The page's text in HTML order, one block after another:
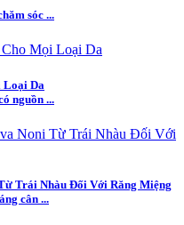
sóc ...
Loại Da
nguồn ...
Trái Nhàu Đối Với Răng Miệng
cân ...